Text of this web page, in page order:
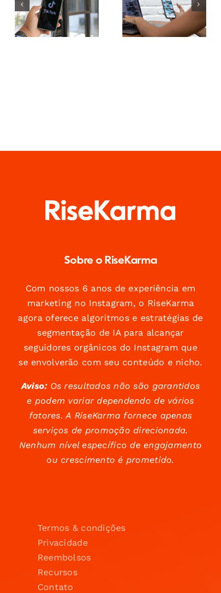
Eficazes de
Postagem
Multiplataforma
encontrar
ideias de
UGC
Sobre o RiseKarma
Com nossos 6 anos de experiência em
marketing no Instagram, o RiseKarma
agora oferece algoritmos e estratégias de
segmentação de IA para alcançar
seguidores orgânicos do Instagram que
se envolverão com seu conteúdo e nicho.
Aviso:Os resultados não são garantidos
e podem variar dependendo de vários
fatores. A RiseKarma fornece apenas
serviços de promoção direcionada.
Nenhum nível específico de engajamento
ou crescimento é prometido.
Termos & condições
Privacidade
Reembolsos
Recursos
Contato